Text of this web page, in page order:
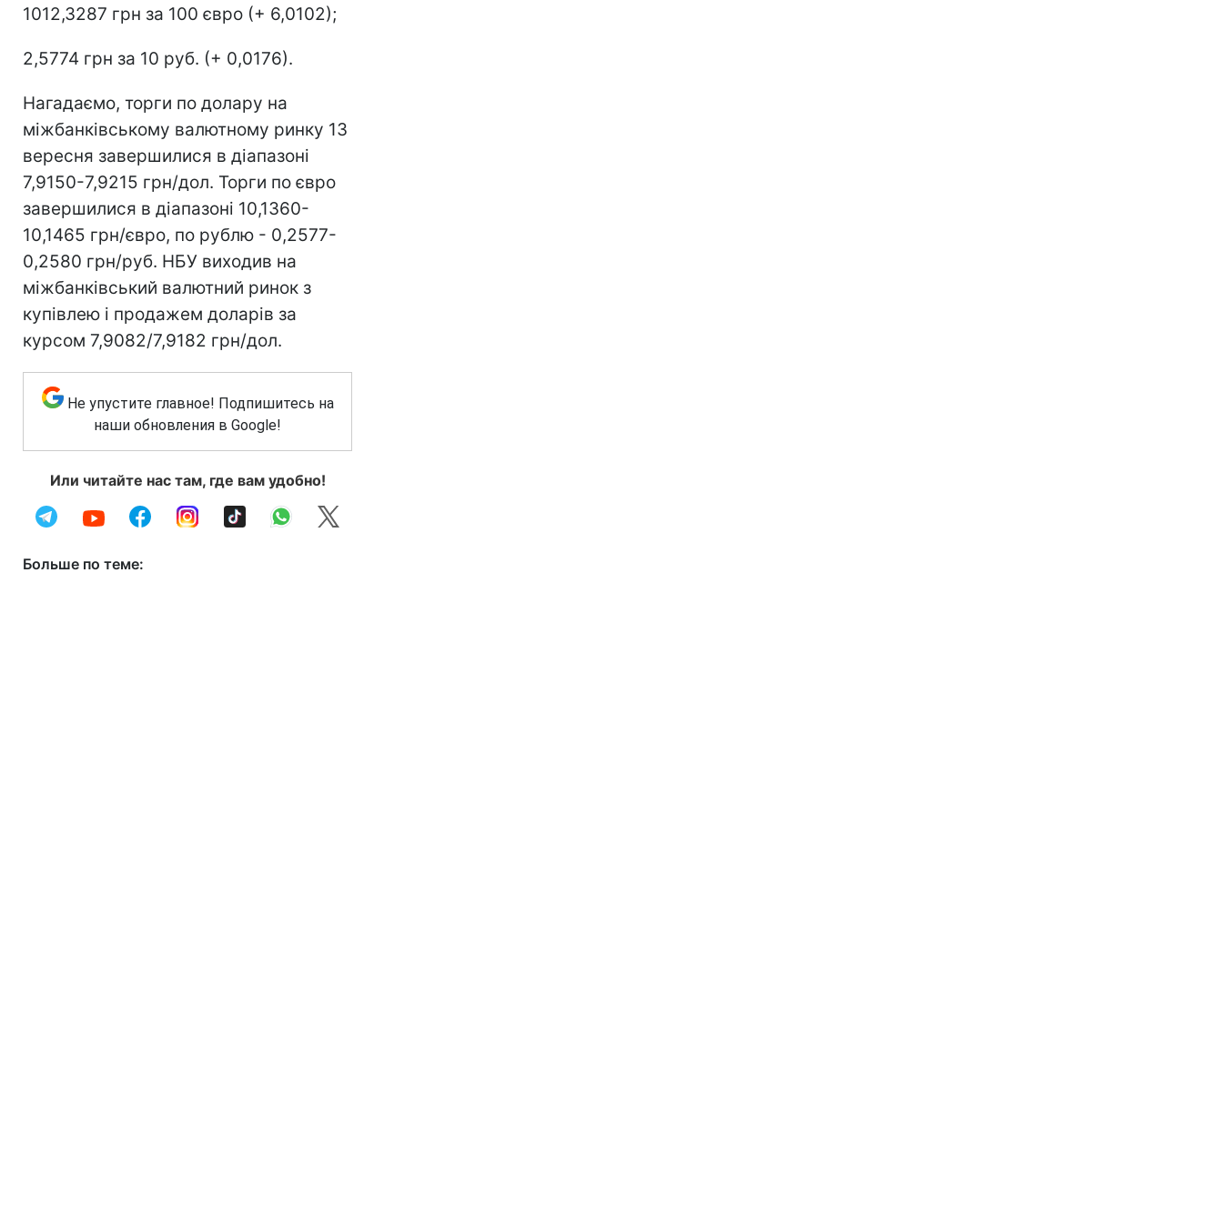
1012,3287 грн за 100 євро (+ 6,0102);
2,5774 грн за 10 руб. (+ 0,0176).
Нагадаємо, торги по долару на
міжбанківському валютному ринку 13
вересня завершилися в діапазоні
7,9150-7,9215 грн/дол. Торги по євро
завершилися в діапазоні 10,1360-
10,1465 грн/євро, по рублю - 0,2577-
0,2580 грн/руб. НБУ виходив на
міжбанківський валютний ринок з
купівлею і продажем доларів за
курсом 7,9082/7,9182 грн/дол.
Не упустите главное! Подпишитесь на
наши обновления в Google!
Или читайте нас там, где вам удобно!
Больше по теме: